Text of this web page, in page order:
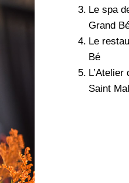
Le spa
Grand
Le
Bé
L’Atelier
Saint